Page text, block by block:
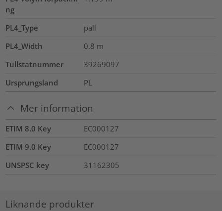
ng
PL4_Type
pall
PL4_Width
0.8 m
Tullstatnummer
39269097
Ursprungsland
PL
Mer information
ETIM 8.0 Key
EC000127
ETIM 9.0 Key
EC000127
UNSPSC key
31162305
Liknande produkter